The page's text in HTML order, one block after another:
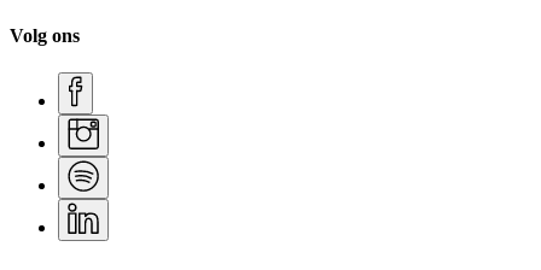
Volg ons